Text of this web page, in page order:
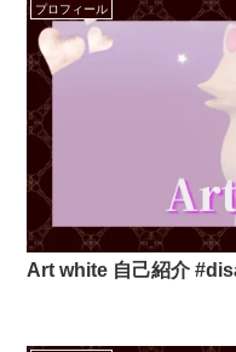
プロフィール
Art white 自己紹介